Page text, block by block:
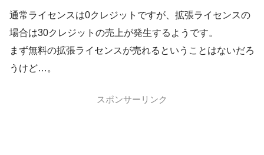
通常ライセンスは0クレジットですが、拡張ライセンスの
場合は30クレジットの売上が発生するようです。
まず無料の拡張ライセンスが売れるということはないだろ
うけど…。
スポンサーリンク